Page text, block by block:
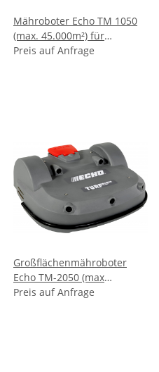
Mähroboter Echo TM 1050
(max. 45.000m²) für
Sportplätze (mäht Bahnen
Preis auf Anfrage
Großflächenmähroboter
Echo TM-2050 (max
75.000m² ) mit
Preis auf Anfrage